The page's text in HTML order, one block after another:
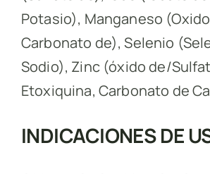
Potasio), Manganeso
Carbonato de), Selenio
Sodio), Zinc (óxido de/
Etoxiquina, Carbonato de
INDICACIONES DE